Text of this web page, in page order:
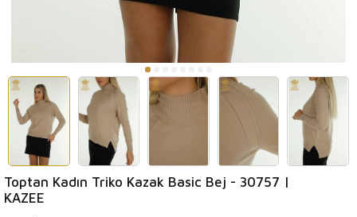
Toptan Kadın Triko Kazak Basic Bej - 30757 |
KAZEE